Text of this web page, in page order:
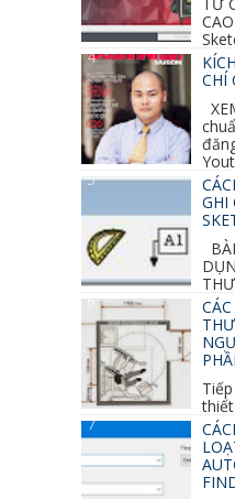
vẽ 3d của Google,
CHÍ
Linkedin, Pinterest...
GHI
GHI CHỮ 2D, 3D
học trước ta đã...
khuyết tật ở phần 1
thêm các vấn đề và...